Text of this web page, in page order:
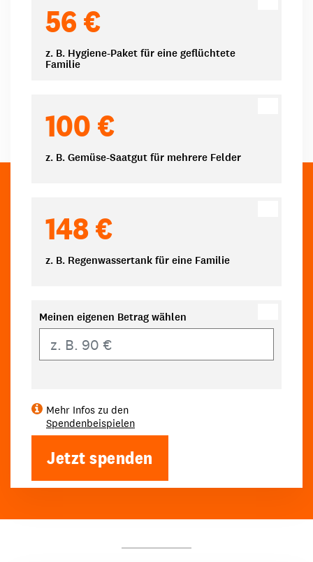
56 €
z. B. Hygiene-Paket für eine geflüchtete
Familie
100 €
z. B. Gemüse-Saatgut für mehrere Felder
148 €
z. B. Regenwassertank für eine Familie
Meinen eigenen Betrag wählen
Mehr Infos zu den
Spendenbeispielen
Jetzt spenden